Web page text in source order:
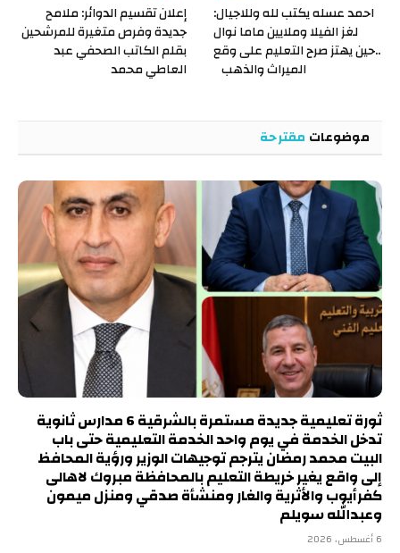
احمد عسله يكتب لله وللاجيال:
لغز الفيلا وملايين ماما نوال
..حين يهتز صرح التعليم على وقع
الميراث والذهب
إعلان تقسيم الدوائر: ملامح
جديدة وفرص متغيرة للمرشحين
بقلم الكاتب الصحفي عبد
العاطي محمد
موضوعات مقترحة
ثورة تعليمية جديدة مستمرة بالشرقية 6 مدارس ثانوية
تدخل الخدمة في يوم واحد الخدمة التعليمية حتى باب
البيت محمد رمضان يترجم توجيهات الوزير ورؤية المحافظ
إلى واقع يغير خريطة التعليم بالمحافظة مبروك لاهالى
كفرأيوب والأثرية والغار ومنشأة صدقي ومنزل ميمون
وعبدالله سويلم
6 أغسطس، 2026